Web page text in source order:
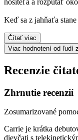
Keď sa z jahňaťa
Čítať viac
Viac hodnotení od ľudí
Recenzie
Zhrnutie recenzií
Zosumarizované
Carrie je krátka
dievčati s